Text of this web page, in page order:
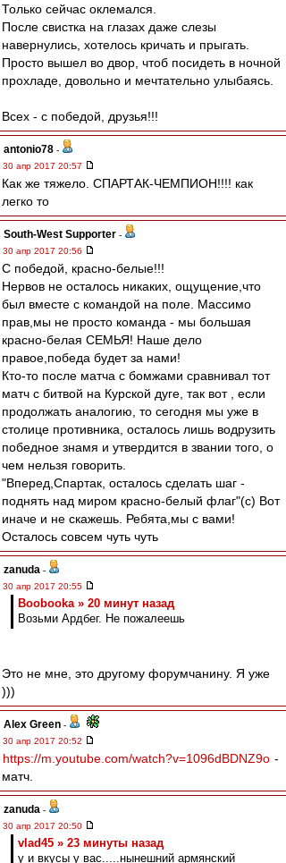
Только сейчас оклемался.
После свистка на глазах даже слезы
навернулись, хотелось кричать и прыгать.
Просто вышел во двор, чтоб посидеть в ночной
прохладе, довольно и мечтательно улыбаясь.
Всех - с победой, друзья!!!
antonio78 -
30 апр 2017 20:57
Как же тяжело. СПАРТАК-ЧЕМПИОН!!!! как
легко то
South-West Supporter -
30 апр 2017 20:56
С победой, красно-белые!!!
Нервов не осталось никаких, ощущение,что
был вместе с командой на поле. Массимо
прав,мы не просто команда - мы большая
красно-белая СЕМЬЯ! Наше дело
правое,победа будет за нами!
Кто-то после матча с бомжами сравнивал тот
матч с битвой на Курской дуге, так вот , если
продолжать аналогию, то сегодня мы уже в
столице противника, осталось лишь водрузить
победное знамя и утвердится в звании того, о
чем нельзя говорить.
"Вперед,Спартак, осталось сделать шаг -
поднять над миром красно-белый флаг"(с) Вот
иначе и не скажешь. Ребята,мы с вами!
Осталось совсем чуть чуть
zanuda -
30 апр 2017 20:55
Boobooka » 20 минут назад
Возьми Ардбег. Не пожалеешь
Это не мне, это другому форумчанину. Я уже
)))
Alex Green -
30 апр 2017 20:52
https://m.youtube.com/watch?v=1096dBDNZ9o -
матч.
zanuda -
30 апр 2017 20:50
vlad45 » 23 минуты назад
у и вкусы у вас.....нынешний армянский